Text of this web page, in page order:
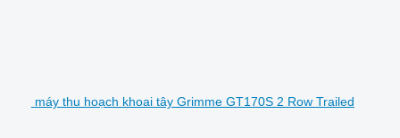
máy thu hoạch khoai tây Grimme GT170S 2 Row Trailed